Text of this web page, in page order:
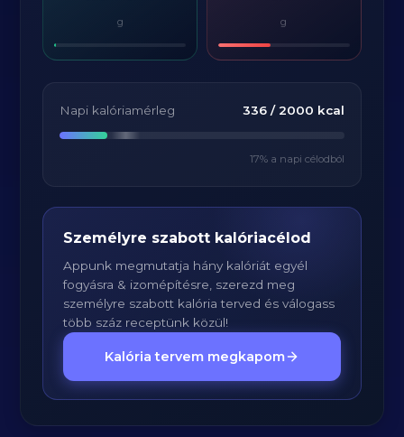
g g
Napi kalóriamérleg 336/ 2000 kcal
17% a napi célodból
Személyre szabott kalóriacélod
Appunk megmutatja hány kalóriát egyél
fogyásra & izomépítésre, szerezd meg
személyre szabott kalória terved és válogass
több száz receptünk közül!
Kalória tervem megkapom